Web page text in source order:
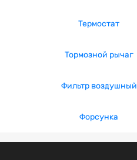
Термостат
Тормозной рычаг
Фильтр воздушный
Форсунка